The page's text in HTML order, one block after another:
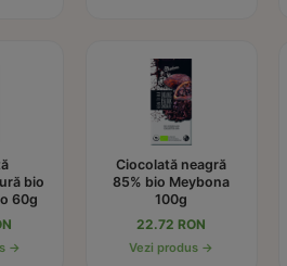
bio
60g
→
Ciocolată neagră
85% bio Meybona
100g
22.72 RON
Vezi produs →